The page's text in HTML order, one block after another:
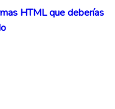
HTML que deberías